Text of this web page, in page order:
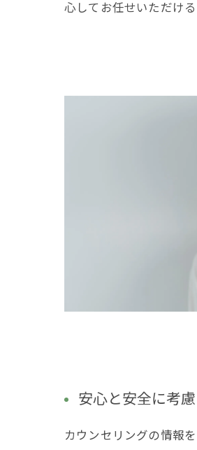
心してお任せいただけ
安心と安全に考
カウンセリングの情報